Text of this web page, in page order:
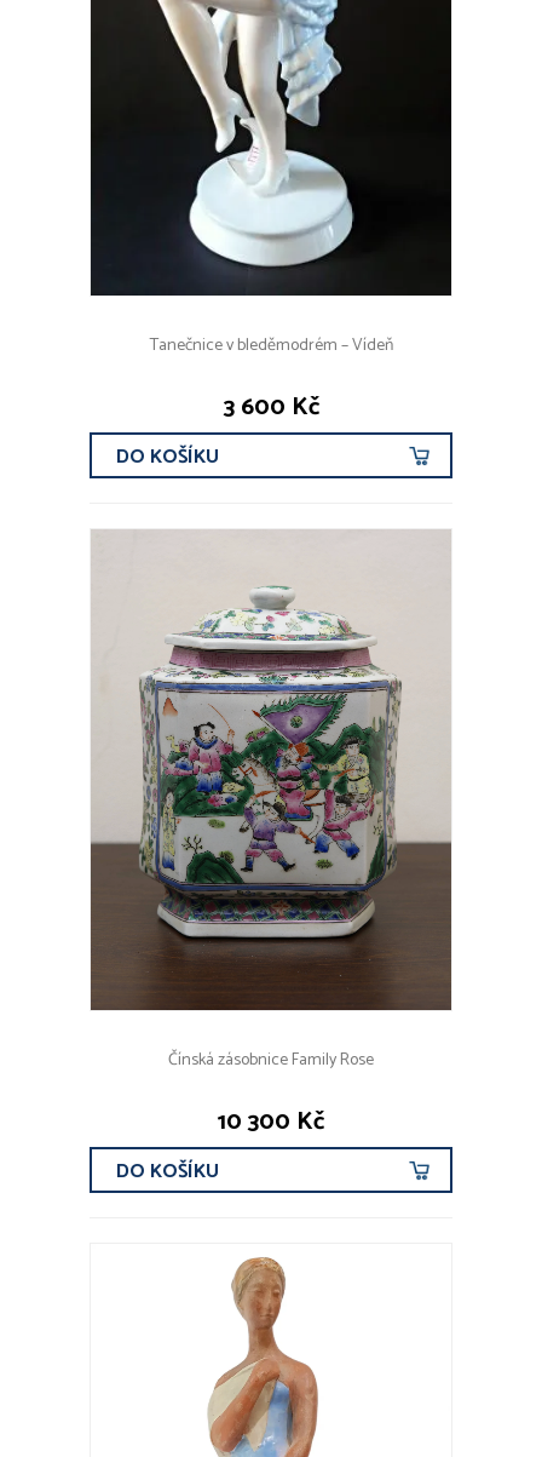
Tanečnice v bleděmodrém – Vídeň
3 600 Kč
DO KOŠÍKU
Čínská zásobnice Family Rose
10 300 Kč
DO KOŠÍKU